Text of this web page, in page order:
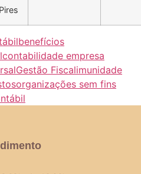
benefícios
contabilidade empresa
Gestão Fiscalimunidade
organizações sem fins